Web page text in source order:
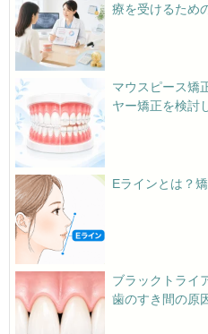
療を受けるため
マウスピース矯
ヤー矯正を検討
Eラインとは？
ブラックトライ
歯のすき間の原